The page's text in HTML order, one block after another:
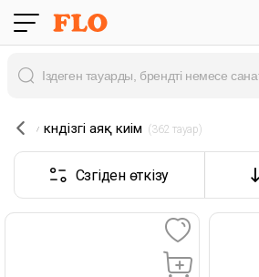
күндізгі аяқ киім (362 тауар)
Сүзгіден өткізу